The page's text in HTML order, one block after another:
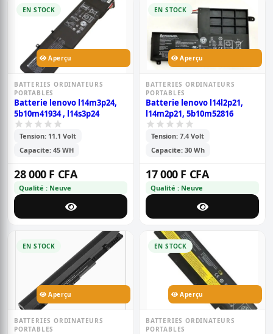
EN STOCK
Aperçu
BATTERIES ORDINATEURS
PORTABLES
Batterie lenovo l14m3p24,
5b10m41934 , l14s3p24
Tension: 11.1 Volt
Capacite: 45 WH
28 000 F CFA
Qualité : Neuve
EN STOCK
Aperçu
BATTERIES ORDINATEURS
PORTABLES
Batterie lenovo l14l2p21,
l14m2p21, 5b10m52816
Tension: 7.4 Volt
Capacite: 30 Wh
17 000 F CFA
Qualité : Neuve
EN STOCK
Aperçu
BATTERIES ORDINATEURS
PORTABLES
EN STOCK
Aperçu
BATTERIES ORDINATEURS
PORTABLES